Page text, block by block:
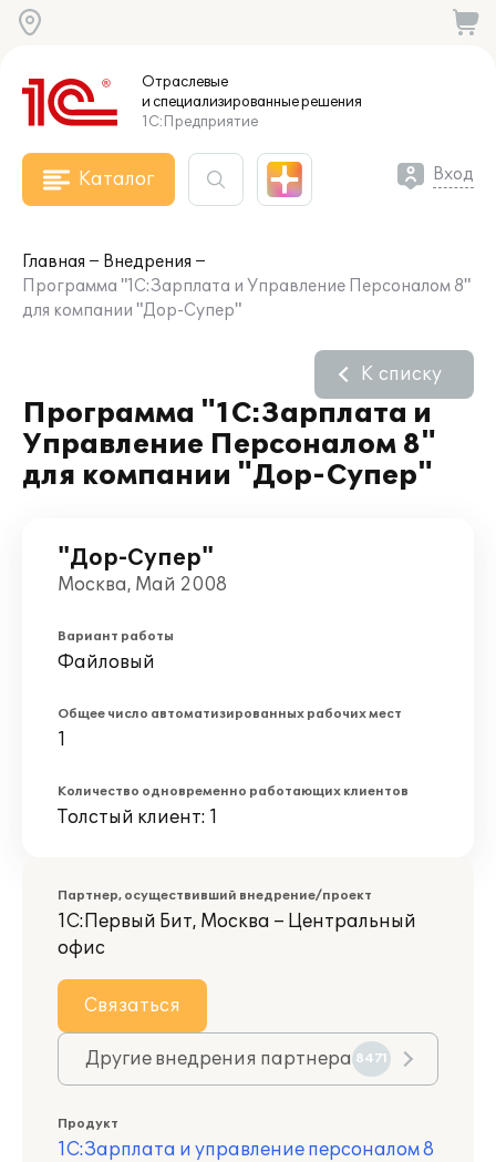
Отраслевые
и специализированныерешения
1С:Предприятие
Каталог Вход
Главная
Внедрения
Программа "1С:Зарплата и Управление Персоналом 8"
для компании "Дор-Супер"
Программа "1С:Зарплата и
Управление Персоналом 8"
для компании "Дор-Супер"
К списку
"Дор-Супер"
Москва, Май 2008
Вариант работы
Файловый
Общее число автоматизированных рабочих мест
1
Количество одновременно работающих клиентов
Толстый клиент: 1
Партнер, осуществивший внедрение/проект
1С:Первый Бит, Москва – Центральный
офис
Связаться
Другие внедрения партнера 8471
Продукт
1С:Зарплата и управление персоналом 8